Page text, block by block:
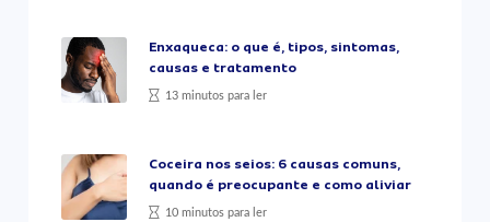
Enxaqueca: o que é, tipos, sintomas,
causas e tratamento
13 minutos para ler
Coceira nos seios: 6 causas comuns,
quando é preocupante e como aliviar
10 minutos para ler